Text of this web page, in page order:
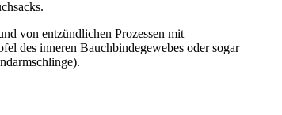
von entzündlichen Prozessen mit
des inneren Bauchbindegewebes oder sogar